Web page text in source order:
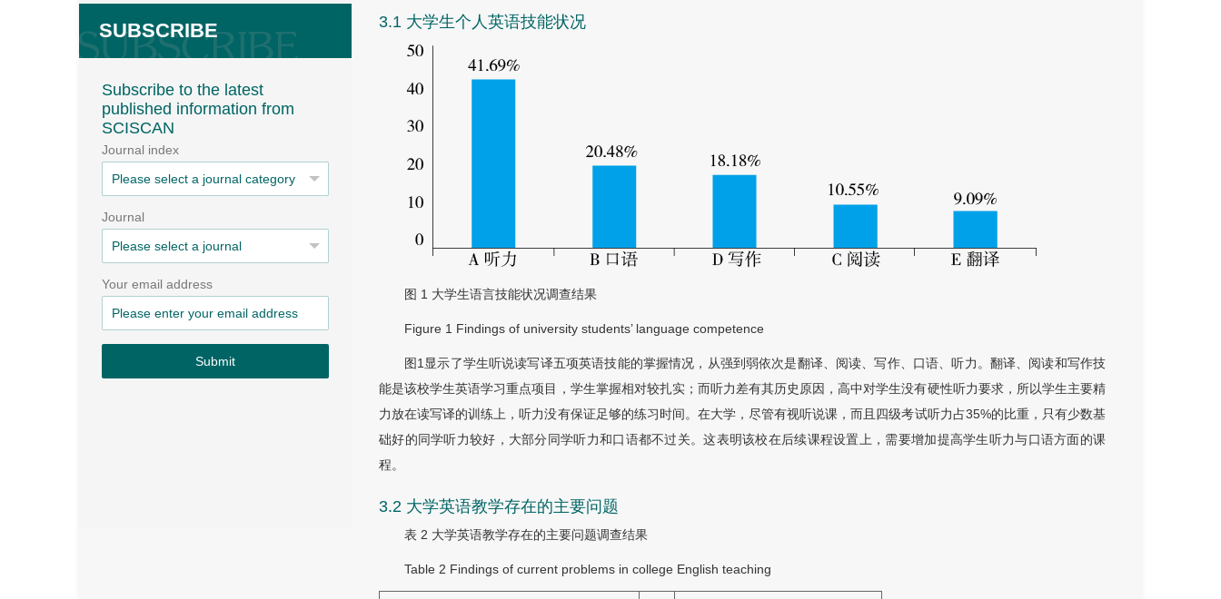
SUBSCRIBE
Subscribe to the latest
published information from
SCISCAN
Journal index
Journal
Your email address
Submit
3.1 大学生个人英语技能状况
图 1 大学生语言技能状况调查结果
Figure 1 Findings of university students’ language competence
图1显示了学生听说读写译五项英语技能的掌握情况，从强到弱依次是翻译、阅读、写作、口语、听力。翻译、阅读和写作技
能是该校学生英语学习重点项目，学生掌握相对较扎实；而听力差有其历史原因，高中对学生没有硬性听力要求，所以学生主要精
力放在读写译的训练上，听力没有保证足够的练习时间。在大学，尽管有视听说课，而且四级考试听力占35%的比重，只有少数基
础好的同学听力较好，大部分同学听力和口语都不过关。这表明该校在后续课程设置上，需要增加提高学生听力与口语方面的课
程。
3.2 大学英语教学存在的主要问题
表 2 大学英语教学存在的主要问题调查结果
Table 2 Findings of current problems in college English teaching